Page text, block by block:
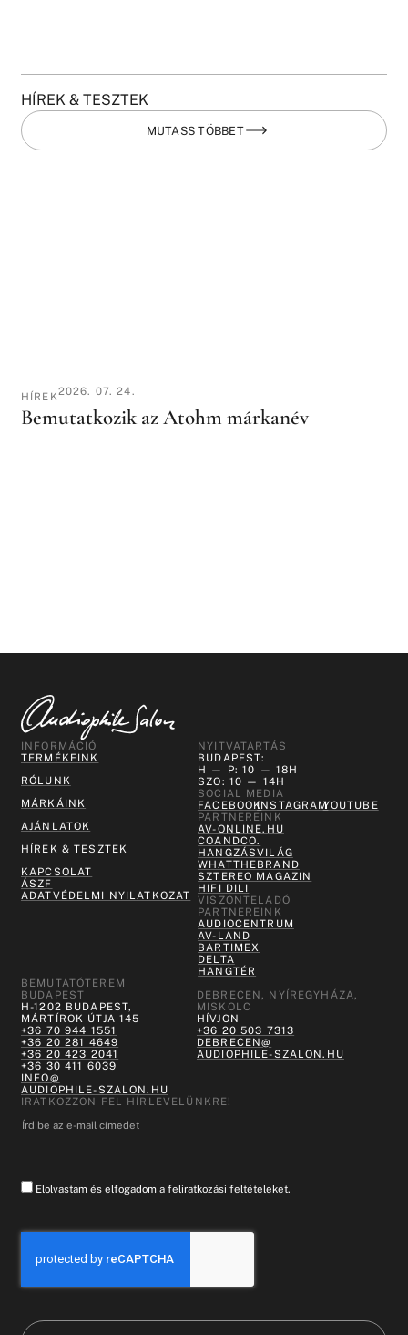
HÍREK & TESZTEK
MUTASS TÖBBET
HÍREK2026. 07. 24.
Bemutatkozik az Atohm márkanév
INFORMÁCIÓ
TERMÉKEINK
RÓLUNK
MÁRKÁINK
AJÁNLATOK
HÍREK & TESZTEK
KAPCSOLAT
ÁSZF
ADATVÉDELMI NYILATKOZAT
NYITVATARTÁS
BUDAPEST:
H — P: 10 — 18H
SZO: 10 — 14H
SOCIAL MEDIA
FACEBOOKINSTAGRAMYOUTUBE
PARTNEREINK
AV-ONLINE.HU
COANDCO.
HANGZÁSVILÁG
WHATTHEBRAND
SZTEREO MAGAZIN
HIFI DILI
VISZONTELADÓ
PARTNEREINK
AUDIOCENTRUM
AV-LAND
BARTIMEX
DELTA
HANGTÉR
BEMUTATÓTEREM
BUDAPEST
H-1202 BUDAPEST,
MÁRTÍROK ÚTJA 145
+36 70 944 1551
+36 20 281 4649
+36 20 423 2041
+36 30 411 6039
INFO@
AUDIOPHILE-SZALON.HU
DEBRECEN, NYÍREGYHÁZA,
MISKOLC
HÍVJON
+36 20 503 7313
DEBRECEN@
AUDIOPHILE-SZALON.HU
IRATKOZZON FEL HÍRLEVELÜNKRE!
Elolvastam és elfogadom a feliratkozási feltételeket.